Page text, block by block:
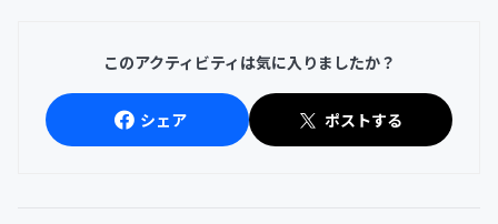
このアクティビティは気に入りましたか？
シェア ポストする